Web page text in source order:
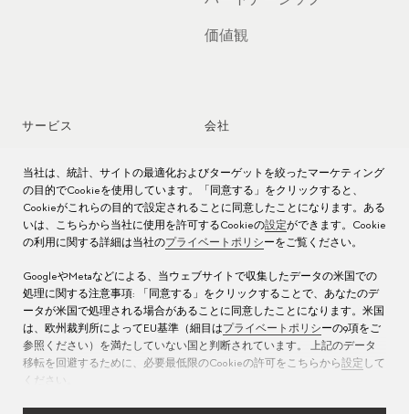
価値観
サービス
時計アフターサービス
時計のお手入れ
取扱説明書
よくある質問
サービス センター
会社
ジョブズ
プレス
お問い合わせ先
当社は、統計、サイトの最適化およびターゲットを絞ったマーケティング
の目的でCookieを使用しています。「同意する」をクリックすると、
Cookieがこれらの目的で設定されることに同意したことになります。ある
いは、こちらから当社に使用を許可するCookieの設定ができます。Cookie
の利用に関する詳細は当社のプライベートポリシーをご覧ください。
GoogleやMetaなどによる、当ウェブサイトで収集したデータの米国での
処理に関する注意事項: 「同意する」をクリックすることで、あなたのデ
ータが米国で処理される場合があることに同意したことになります。米国
は、欧州裁判所によってEU基準（細目はプライベートポリシーの9項をご
参照ください）を満たしていない国と判断されています。 上記のデータ
移転を回避するために、必要最低限のCookieの許可をこちらから設定 して
ください。